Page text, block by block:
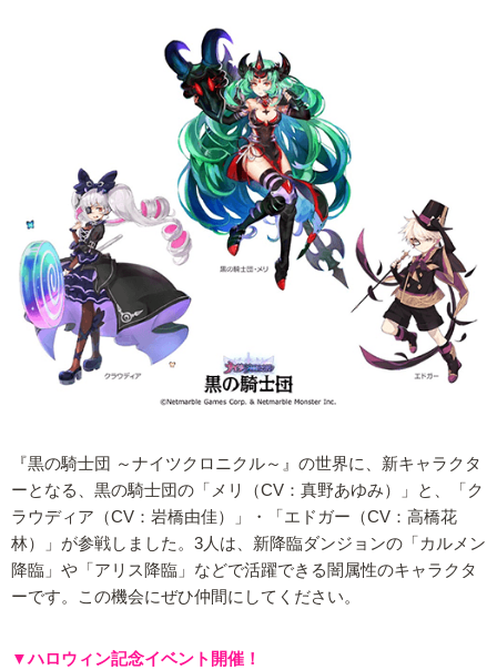
『黒の騎士団 ～ナイツクロニクル～』の世界に、新キャラクタ
ーとなる、黒の騎士団の「メリ（CV：真野あゆみ）」と、「ク
ラウディア（CV：岩橋由佳）」・「エドガー（CV：高橋花
林）」が参戦しました。3人は、新降臨ダンジョンの「カルメン
降臨」や「アリス降臨」などで活躍できる闇属性のキャラクタ
ーです。この機会にぜひ仲間にしてください。
▼ハロウィン記念イベント開催！